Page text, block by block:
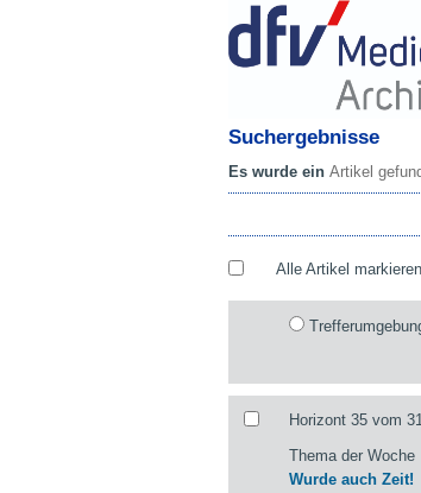
Suchergebnisse
Es wurde ein Artikel
Alle Artikel markieren
Horizont 35 vom
Thema der Woche
Wurde auch Zeit!